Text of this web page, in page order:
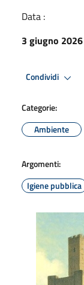
Data :
3 giugno 2026
Condividi
Categorie:
Ambiente
Argomenti:
Igiene pubblica